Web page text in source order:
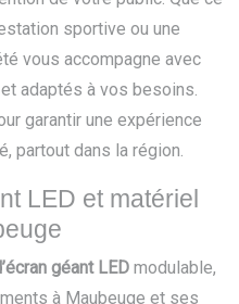
sportive ou une
vous accompagne avec
adaptés à vos besoins.
garantir une expérience
partout dans la région.
LED et matériel
géant LED modulable,
à Maubeuge et ses